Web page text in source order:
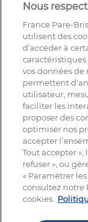
Nous
France Pare-
utilisent des
d’accéder à
caractéristiques
vos données
permettent
utilisateur,
faciliter les
proposer des
optimiser nos
accepter
Tout accepter »,
refuser », ou
« Paramétrer
consultez notre
cookies.